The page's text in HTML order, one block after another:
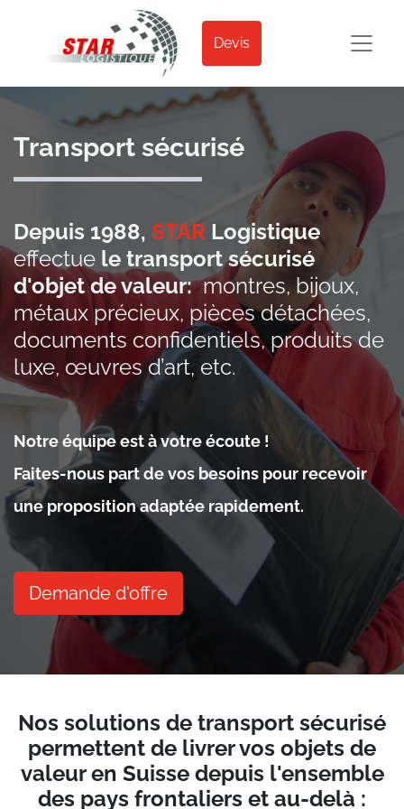
Devis
Transport sécurisé
Depuis 1988, STAR Logistique
effectue le transport sécurisé
d'objet de valeur:montres, bijoux,
métaux précieux, pièces détachées,
documents confidentiels, produits de
luxe, œuvres d’art, etc.
Notre équipe est à votre écoute !
Faites-nous part de vos besoins pour recevoir
une proposition adaptée rapidement.
Demande d'offre
Nos solutions de transport sécurisé
permettent de livrer vos objets de
valeur en Suisse depuis l'ensemble
des pays frontaliers et au-delà :